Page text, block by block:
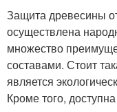
Защита древесины
осуществлена
множество
составами. Стоит
является
Кроме того,